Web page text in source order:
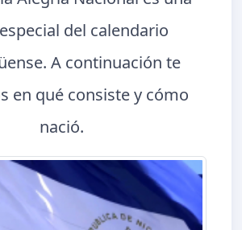
del calendario
A continuación te
en qué consiste y cómo
nació.